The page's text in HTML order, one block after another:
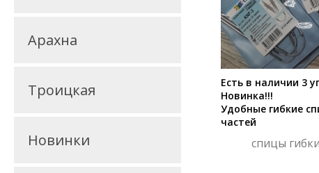
Арахна
Троицкая
Новинки
Есть в наличии 3
Новинка!!!
Удобные гибкие
частей
спицы